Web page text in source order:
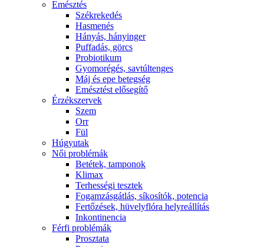
Emésztés
Székrekedés
Hasmenés
Hányás, hányinger
Puffadás, görcs
Probiotikum
Gyomorégés, savtúltenges
Máj és epe betegség
Emésztést elősegítő
Érzékszervek
Szem
Orr
Fül
Húgyutak
Női problémák
Betétek, tamponok
Klimax
Terhességi tesztek
Fogamzásgátlás, síkosítók, potencia
Fertőzések, hüvelyflóra helyreállítás
Inkontinencia
Férfi problémák
Prosztata